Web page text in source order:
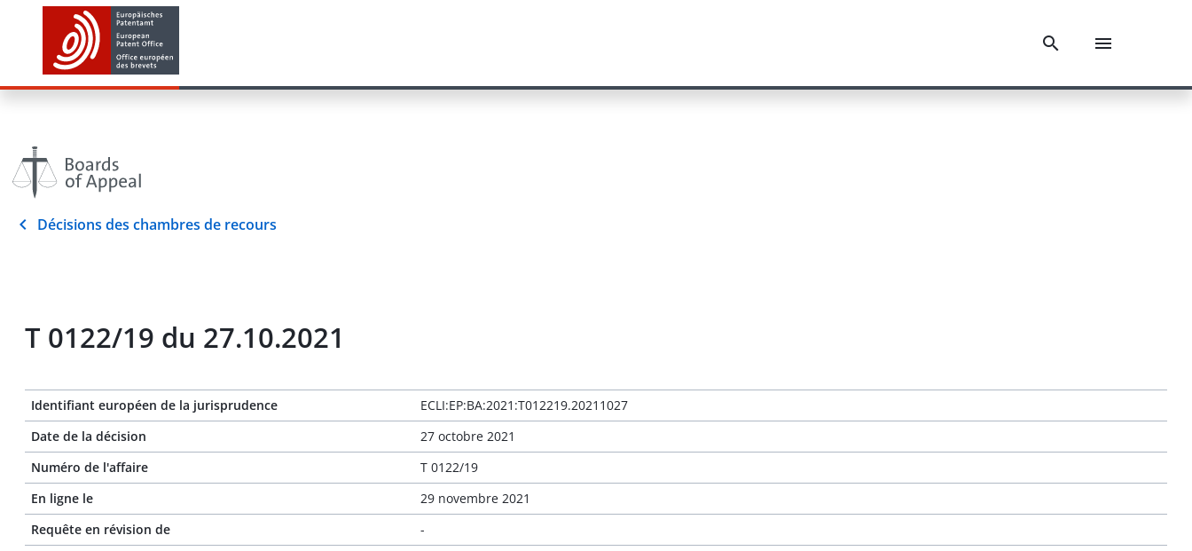
Décisions des chambres de recours
T 0122/19 du 27.10.2021
Identifiant européen de la jurisprudence
ECLI:EP:BA:2021:T012219.20211027
Date de la décision
27 octobre 2021
Numéro de l'affaire
T 0122/19
En ligne le
29 novembre 2021
Requête en révision de
-